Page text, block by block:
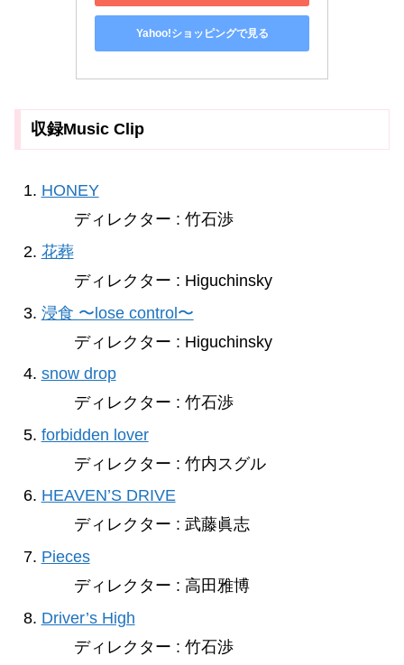
Yahoo!ショッピングで見る
収録Music Clip
HONEY
ディレクター : 竹石渉
花葬
ディレクター : Higuchinsky
浸食 〜lose control〜
ディレクター : Higuchinsky
snow drop
ディレクター : 竹石渉
forbidden lover
ディレクター : 竹内スグル
HEAVEN’S DRIVE
ディレクター : 武藤眞志
Pieces
ディレクター : 高田雅博
Driver’s High
ディレクター : 竹石渉